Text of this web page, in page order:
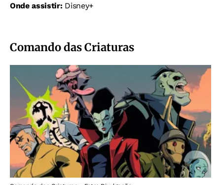
Onde assistir: Disney+
Comando das Criaturas